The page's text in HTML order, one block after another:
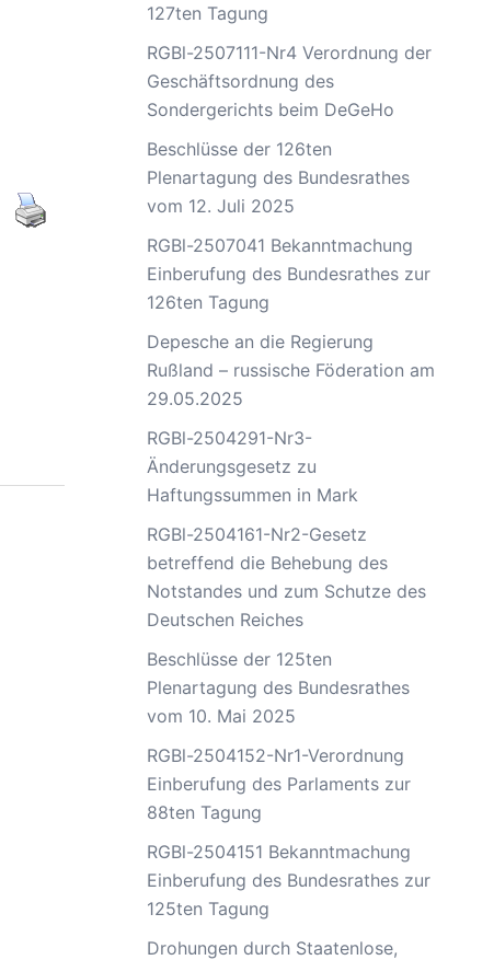
127ten Tagung
RGBl-2507111-Nr4 Verordnung der
Geschäftsordnung des
Sondergerichts beim DeGeHo
Beschlüsse der 126ten
Plenartagung des Bundesrathes
vom 12. Juli 2025
RGBl-2507041 Bekanntmachung
Einberufung des Bundesrathes zur
126ten Tagung
Depesche an die Regierung
Rußland – russische Föderation am
29.05.2025
RGBl-2504291-Nr3-
Änderungsgesetz zu
Haftungssummen in Mark
RGBl-2504161-Nr2-Gesetz
betreffend die Behebung des
Notstandes und zum Schutze des
Deutschen Reiches
Beschlüsse der 125ten
Plenartagung des Bundesrathes
vom 10. Mai 2025
RGBl-2504152-Nr1-Verordnung
Einberufung des Parlaments zur
88ten Tagung
RGBl-2504151 Bekanntmachung
Einberufung des Bundesrathes zur
125ten Tagung
Drohungen durch Staatenlose,